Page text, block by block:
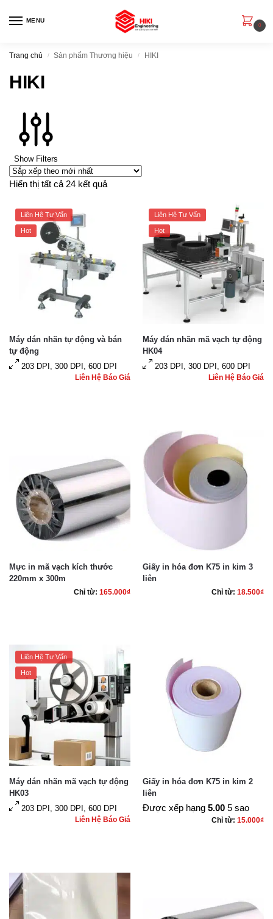
MENU
0
Trang chủ / Sản phẩm Thương hiệu / HIKI
HIKI
Show Filters
Hiển thị tất cả 24 kết quả
Liên Hệ Tư Vấn
Hot
Máy dán nhãn tự động và bán
tự động
203 DPI, 300 DPI, 600 DPI
Liên Hệ Báo Giá
Liên Hệ Tư Vấn
Hot
Máy dán nhãn mã vạch tự động
HK04
203 DPI, 300 DPI, 600 DPI
Liên Hệ Báo Giá
Mực in mã vạch kích thước
220mm x 300m
Chỉ từ: 165.000₫
Giấy in hóa đơn K75 in kim 3
liên
Chỉ từ: 18.500₫
Liên Hệ Tư Vấn
Hot
Máy dán nhãn mã vạch tự động
HK03
203 DPI, 300 DPI, 600 DPI
Liên Hệ Báo Giá
Giấy in hóa đơn K75 in kim 2
liên
Được xếp hạng 5.00 5 sao
Chỉ từ: 15.000₫